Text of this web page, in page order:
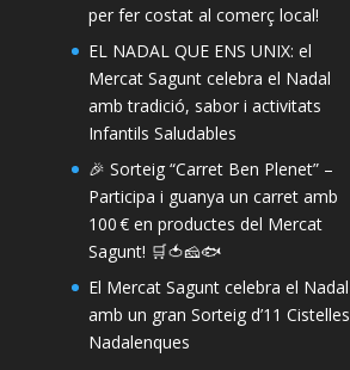
per fer costat al comerç local!
EL NADAL QUE ENS UNIX: el
Mercat Sagunt celebra el Nadal
amb tradició, sabor i activitats
Infantils Saludables
🎉 Sorteig “Carret Ben Plenet” –
Participa i guanya un carret amb
100 € en productes del Mercat
Sagunt! 🛒🍅🧀🐟
El Mercat Sagunt celebra el Nadal
amb un gran Sorteig d’11 Cistelles
Nadalenques